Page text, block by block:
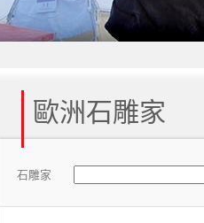
歐洲石雕家
石雕家